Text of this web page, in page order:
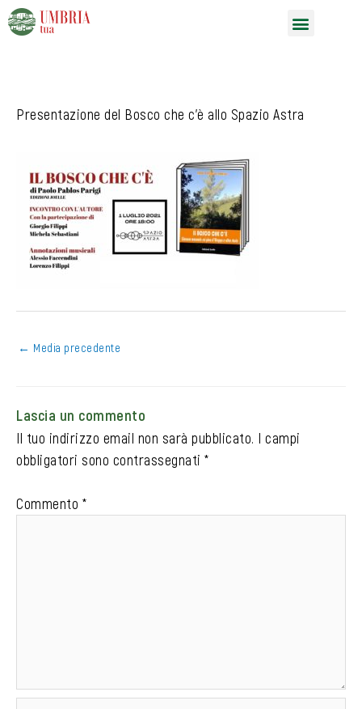
Vai
al
Presentazione del Bosco che c’è allo Spazio Astra
← Media precedente
Lascia un commento
Il tuo indirizzo email non sarà pubblicato. I campi
obbligatori sono contrassegnati *
Commento *